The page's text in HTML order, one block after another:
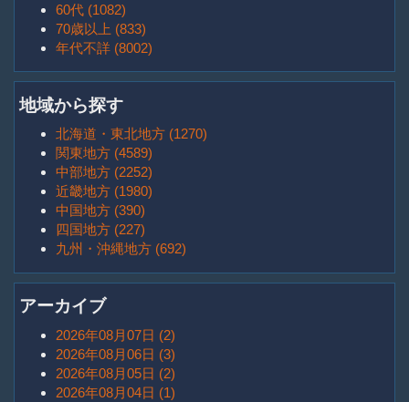
60代 (1082)
70歳以上 (833)
年代不詳 (8002)
地域から探す
北海道・東北地方 (1270)
関東地方 (4589)
中部地方 (2252)
近畿地方 (1980)
中国地方 (390)
四国地方 (227)
九州・沖縄地方 (692)
アーカイブ
2026年08月07日 (2)
2026年08月06日 (3)
2026年08月05日 (2)
2026年08月04日 (1)